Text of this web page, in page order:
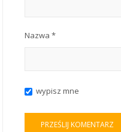
Nazwa *
wypisz mne